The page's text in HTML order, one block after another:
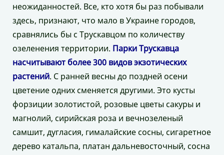
неожиданностей. Все, кто хотя бы раз побывали
здесь, признают, что мало в Украине городов,
сравнялись бы с Трускавцом по количеству
озеленения территории. Парки Трускавца
насчитывают более 300 видов экзотических
растений. С ранней весны до поздней осени
цветение одних сменяется другими. Это кусты
форзиции золотистой, розовые цветы сакуры и
магнолий, сирийская роза и вечнозеленый
самшит, дугласия, гималайские сосны, сигаретное
дерево катальпа, платан дальневосточный, сосна